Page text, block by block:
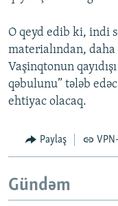
O qeyd edib ki, indi
materialından,
Vaşinqtonun
qəbulunu” tələb
ehtiyac olacaq.
Paylaş
Gündəm